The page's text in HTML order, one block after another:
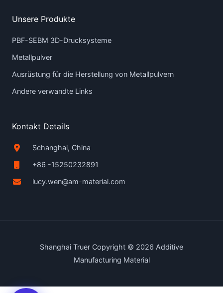
Unsere Produkte
PBF-SEBM 3D-Drucksysteme
Metallpulver
Ausrüstung für die Herstellung von Metallpulvern
Andere verwandte Links
Kontakt Details
Schanghai, China
+86 -15250232891
lucy.wen@am-material.com
Shanghai Truer Copyright © 2026 Additive
Manufacturing Material